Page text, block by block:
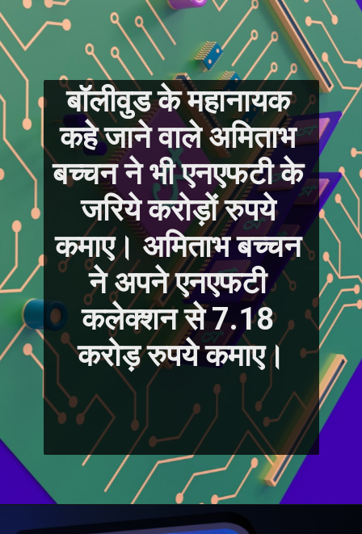
बॉलीवुड के महानायक
कहे जाने वाले अमिताभ
बच्चन ने भी एनएफटी के
जरिये करोड़ों रुपये
कमाए। अमिताभ बच्चन
ने अपने एनएफटी
कलेक्शन से 7.18
करोड़ रुपये कमाए।